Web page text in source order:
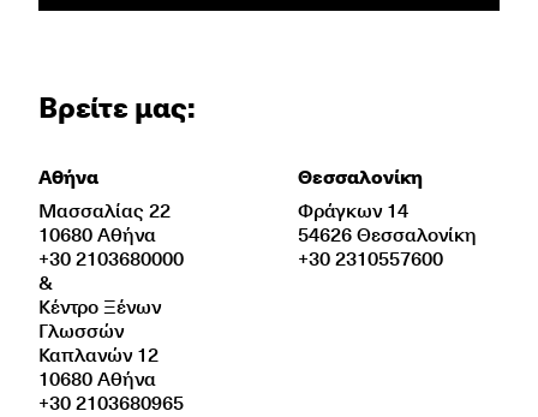
Βρείτε μας:
Αθήνα
Μασσαλίας 22
10680 Αθήνα
+30 2103680000
&
Κέντρο Ξένων
Γλωσσών
Καπλανών 12
10680 Αθήνα
+30 2103680965
Θεσσαλονίκη
Φράγκων 14
54626 Θεσσαλονίκη
+30 2310557600